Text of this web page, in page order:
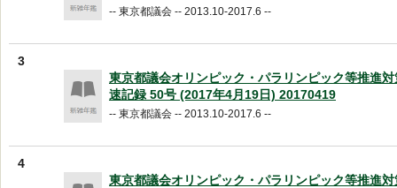
-- 東京都議会 -- 2013.10-2017.6 --
3
東京都議会オリンピック・パラリンピック等推進
速記録 50号 (2017年4月19日) 20170419
-- 東京都議会 -- 2013.10-2017.6 --
4
東京都議会オリンピック・パラリンピック等推進